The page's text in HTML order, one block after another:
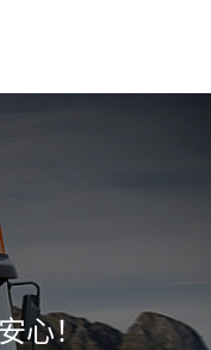
心！